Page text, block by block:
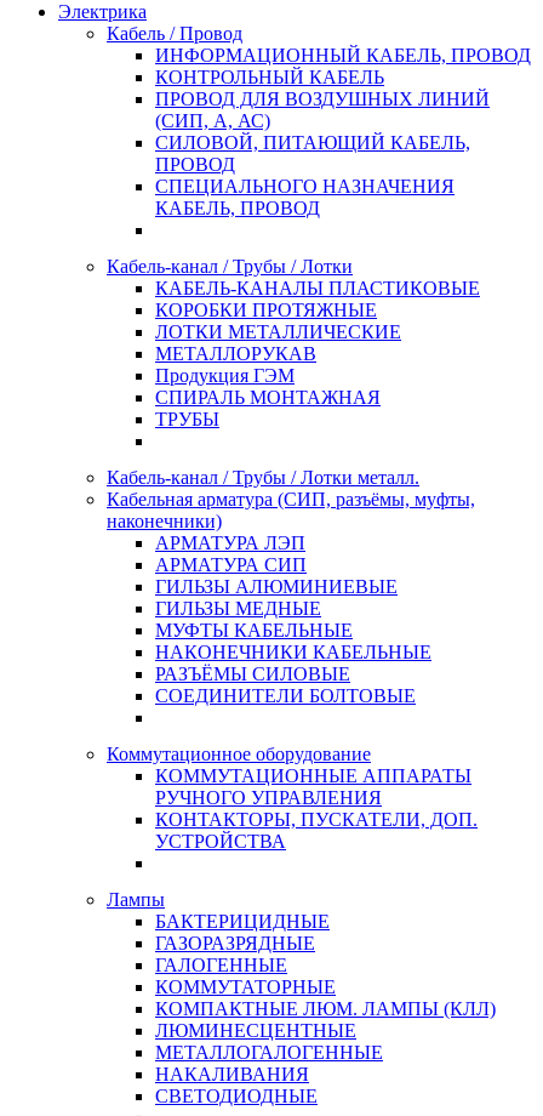
Электрика
Кабель / Провод
ИНФОРМАЦИОННЫЙ КАБЕЛЬ, ПРОВОД
КОНТРОЛЬНЫЙ КАБЕЛЬ
ПРОВОД ДЛЯ ВОЗДУШНЫХ ЛИНИЙ
(СИП, А, АС)
СИЛОВОЙ, ПИТАЮЩИЙ КАБЕЛЬ,
ПРОВОД
СПЕЦИАЛЬНОГО НАЗНАЧЕНИЯ
КАБЕЛЬ, ПРОВОД
Кабель-канал / Трубы / Лотки
КАБЕЛЬ-КАНАЛЫ ПЛАСТИКОВЫЕ
КОРОБКИ ПРОТЯЖНЫЕ
ЛОТКИ МЕТАЛЛИЧЕСКИЕ
МЕТАЛЛОРУКАВ
Продукция ГЭМ
СПИРАЛЬ МОНТАЖНАЯ
ТРУБЫ
Кабель-канал / Трубы / Лотки металл.
Кабельная арматура (СИП, разъёмы, муфты,
наконечники)
АРМАТУРА ЛЭП
АРМАТУРА СИП
ГИЛЬЗЫ АЛЮМИНИЕВЫЕ
ГИЛЬЗЫ МЕДНЫЕ
МУФТЫ КАБЕЛЬНЫЕ
НАКОНЕЧНИКИ КАБЕЛЬНЫЕ
РАЗЪЁМЫ СИЛОВЫЕ
СОЕДИНИТЕЛИ БОЛТОВЫЕ
Коммутационное оборудование
КОММУТАЦИОННЫЕ АППАРАТЫ
РУЧНОГО УПРАВЛЕНИЯ
КОНТАКТОРЫ, ПУСКАТЕЛИ, ДОП.
УСТРОЙСТВА
Лампы
БАКТЕРИЦИДНЫЕ
ГАЗОРАЗРЯДНЫЕ
ГАЛОГЕННЫЕ
КОММУТАТОРНЫЕ
КОМПАКТНЫЕ ЛЮМ. ЛАМПЫ (КЛЛ)
ЛЮМИНЕСЦЕНТНЫЕ
МЕТАЛЛОГАЛОГЕННЫЕ
НАКАЛИВАНИЯ
СВЕТОДИОДНЫЕ